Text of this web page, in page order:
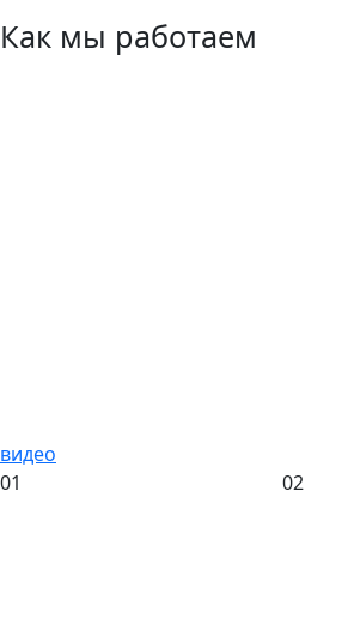
Как мы работаем
видео
01
02